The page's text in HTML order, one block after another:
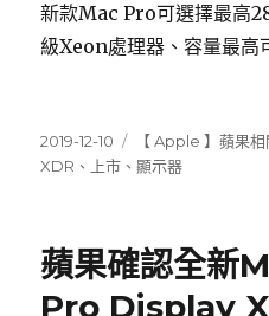
新款Mac Pro可選擇最高
級Xeon處理器、容量最高
發
佈
2019-12-10
分
類
【 Apple 】蘋果相
XDR 、 上市 、顯示器
蘋果確認全新
Pro Display